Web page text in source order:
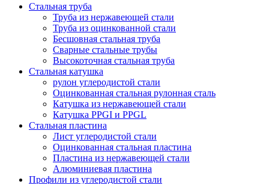
Стальная труба
Труба из нержавеющей стали
Труба из оцинкованной стали
Бесшовная стальная труба
Сварные стальные трубы
Высокоточная стальная труба
Стальная катушка
рулон углеродистой стали
Оцинкованная стальная рулонная сталь
Катушка из нержавеющей стали
Катушка PPGI и PPGL
Стальная пластина
Лист углеродистой стали
Оцинкованная стальная пластина
Пластина из нержавеющей стали
Алюминиевая пластина
Профили из углеродистой стали